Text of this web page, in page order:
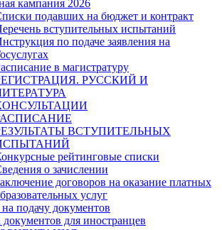
кампания 2026
подавших на бюджет и контракт
вступительных испытаний
по подаче заявления на
в магистратуру
РУССКИЙ И
ВСТУПИТЕЛЬНЫХ
рейтинговые списки
о зачислении
договоров на оказание платных
услуг
подачу документов
документов для иностранцев